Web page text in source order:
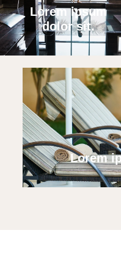
Lorem ipsum
dolor sit.
Lorem